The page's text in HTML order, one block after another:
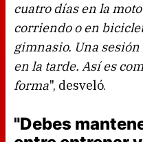
cuatro días en la
corriendo o en
gimnasio. Una
en la tarde. Así es
forma", desveló.
"Debes